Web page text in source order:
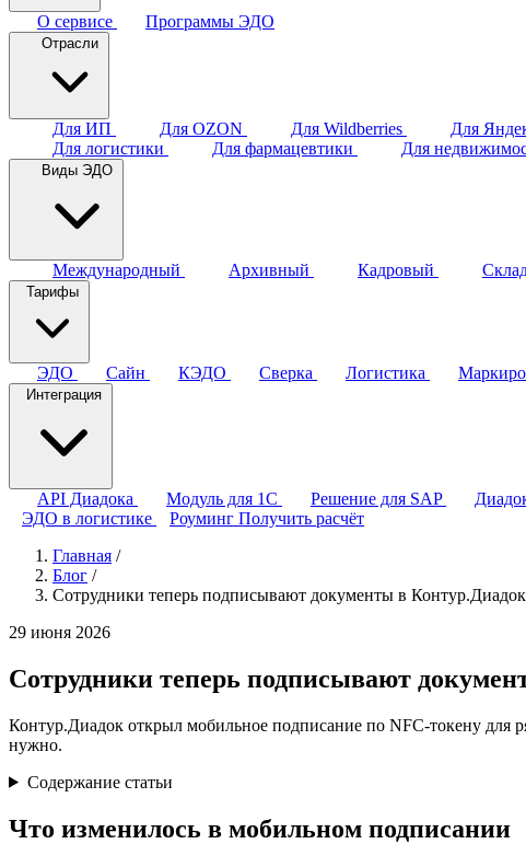
О сервисе Программы ЭДО
Отрасли
Для ИП Для OZON Для Wildberries Для
Для логистики
Для фармацевтики Для
Виды ЭДО
Международный Архивный Кадровый
Тарифы
ЭДО Сайн КЭДО Сверка Логистика
Интеграция
API Диадока Модуль для 1С Решение для SAP
ЭДО в логистике
Роуминг Получить расчёт
Главная /
Блог /
Сотрудники теперь подписывают документы в
29 июня 2026
Сотрудники теперь подписывают
Контур.Диадок открыл мобильное подписание по NFC-токену для
нужно.
Содержание статьи
Что изменилось в мобильном подписании